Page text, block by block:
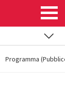
Programma